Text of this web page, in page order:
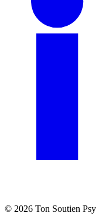
© 2026 Ton Soutien Psy